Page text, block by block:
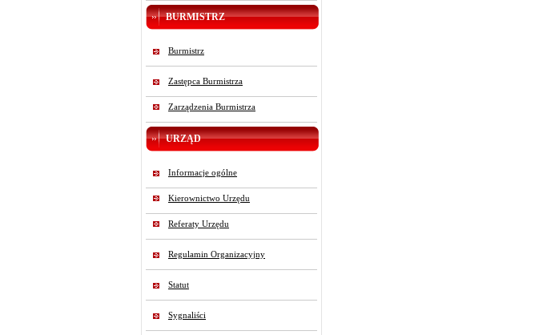
BURMISTRZ
Burmistrz
Zastępca Burmistrza
Zarządzenia Burmistrza
URZĄD
Informacje ogólne
Kierownictwo Urzędu
Referaty Urzędu
Regulamin Organizacyjny
Statut
Sygnaliści